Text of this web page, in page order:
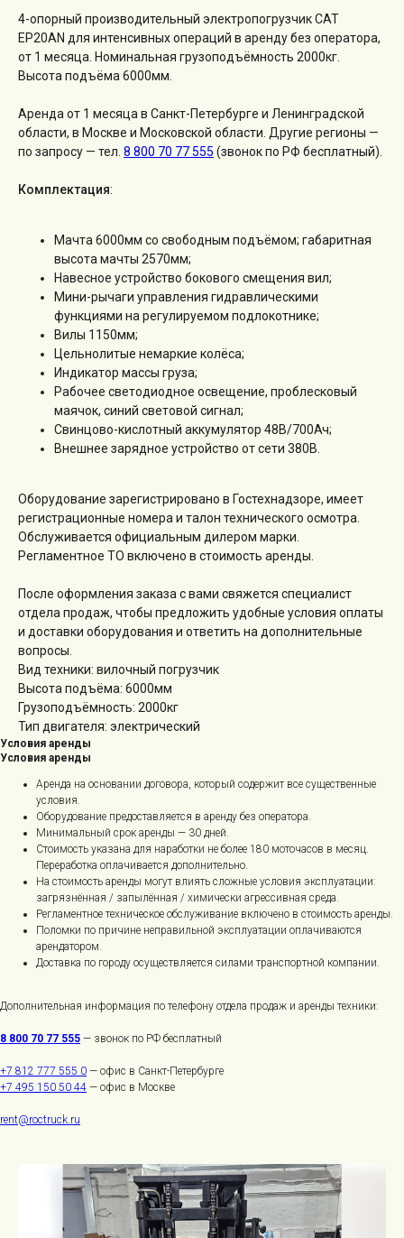
4-опорный производительный электропогрузчик CAT
EP20AN для интенсивных операций в аренду без оператора,
от 1 месяца. Номинальная грузоподъёмность 2000кг.
Высота подъёма 6000мм.
Аренда от 1 месяца в Санкт-Петербурге и Ленинградской
области, в Москве и Московской области. Другие регионы —
по запросу — тел. 8 800 70 77 555 (звонок по РФ бесплатный).
Комплектация:
Мачта 6000мм со свободным подъёмом; габаритная
высота мачты 2570мм;
Навесное устройство бокового смещения вил;
Мини-рычаги управления гидравлическими
функциями на регулируемом подлокотнике;
Вилы 1150мм;
Цельнолитые немаркие колёса;
Индикатор массы груза;
Рабочее светодиодное освещение, проблесковый
маячок, синий световой сигнал;
Свинцово-кислотный аккумулятор 48В/700Ач;
Внешнее зарядное устройство от сети 380В.
Оборудование зарегистрировано в Гостехнадзоре, имеет
регистрационные номера и талон технического осмотра.
Обслуживается официальным дилером марки.
Регламентное ТО включено в стоимость аренды.
После оформления заказа с вами свяжется специалист
отдела продаж, чтобы предложить удобные условия оплаты
и доставки оборудования и ответить на дополнительные
вопросы.
Вид техники: вилочный погрузчик
Высота подъёма: 6000мм
Грузоподъёмность: 2000кг
Тип двигателя: электрический
Условия аренды
Условия аренды
Аренда на основании договора, который содержит все существенные
условия.
Оборудование предоставляется в аренду без оператора.
Минимальный срок аренды — 30 дней.
Стоимость указана для наработки не более 180 моточасов в месяц.
Переработка оплачивается дополнительно.
На стоимость аренды могут влиять сложные условия эксплуатации:
загрязнённая / запылённая / химически агрессивная среда.
Регламентное техническое обслуживание включено в стоимость аренды.
Поломки по причине неправильной эксплуатации оплачиваются
арендатором.
Доставка по городу осуществляется силами транспортной компании.
Дополнительная информация по телефону отдела продаж и аренды техники:
8 800 70 77 555 — звонок по РФ бесплатный
+7 812 777 555 0 — офис в Санкт-Петербурге
+7 495 150 50 44 — офис в Москве
rent@roctruck.ru
Роктрак Рус
Правила обработки персональных данных
© 2026 все права защищены
Условия покупки товаров и услуг